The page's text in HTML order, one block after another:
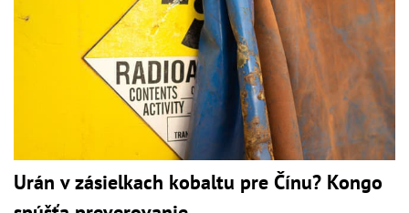
Urán v zásielkach kobaltu pre Čínu? Kongo